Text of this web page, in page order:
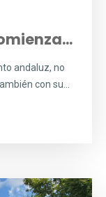
andaluz, no
con su...